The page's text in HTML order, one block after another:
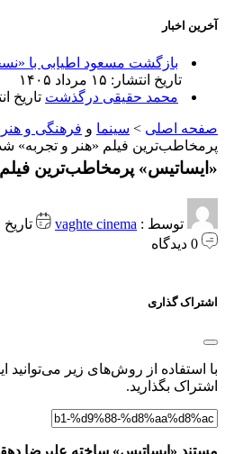
آخرین اخبار
بازگشت مسعود اطیابی با
تاریخ انتشار: ۱۵ مرداد ۱۴۰۵
محمد حقیقی درگذشت تاریخ انتشار:
صفحه اصلی > سینما و فرهنگی و
پرمخاطب‌ترین فیلم «هنر و تجربه»
«ایساتیس» پرمخاطب‌ترین
توسط : vaghte cinema
تاریخ
اشتراک گذاری
با استفاده از روش‌های زیر می‌توانید
اشتراک بگذارید.
مستند «ایساتیس» ساخته علیرضا